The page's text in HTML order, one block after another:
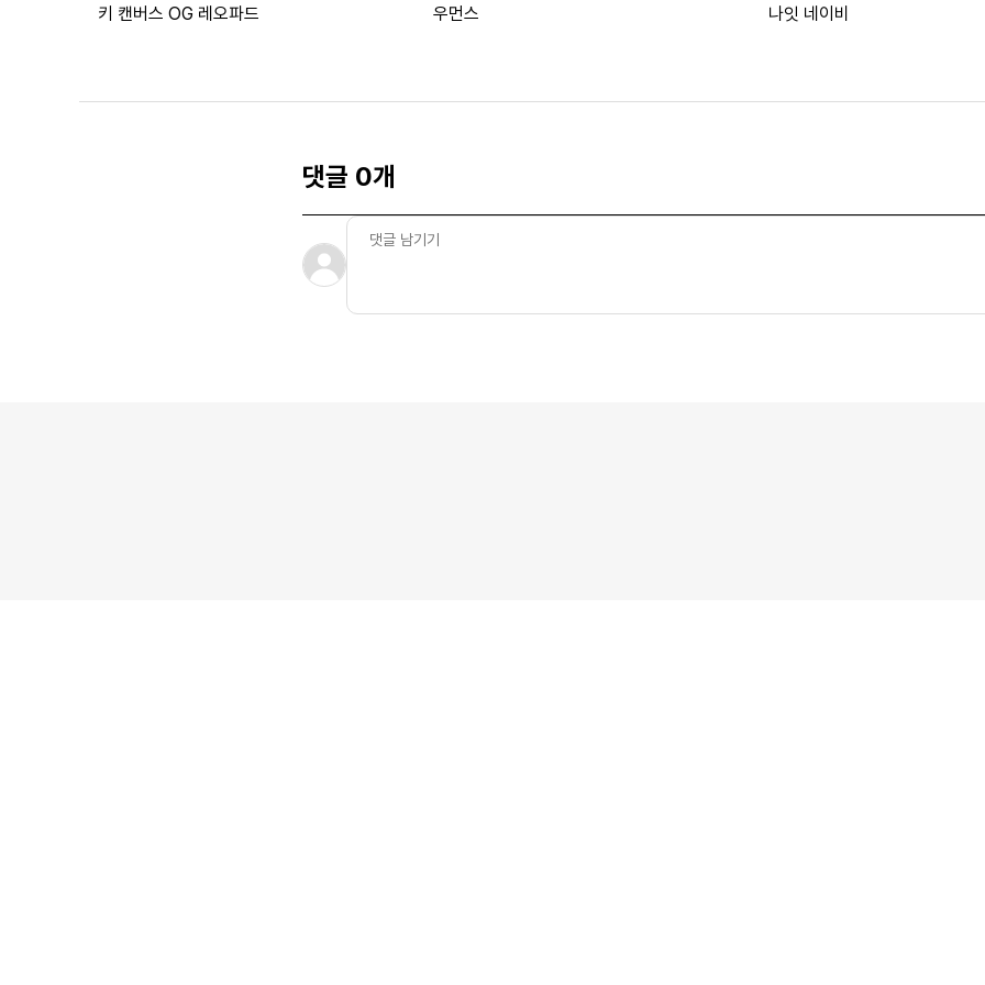
키 캔버스 OG 레오파드
우먼스
나잇 네이비
댓글 0개